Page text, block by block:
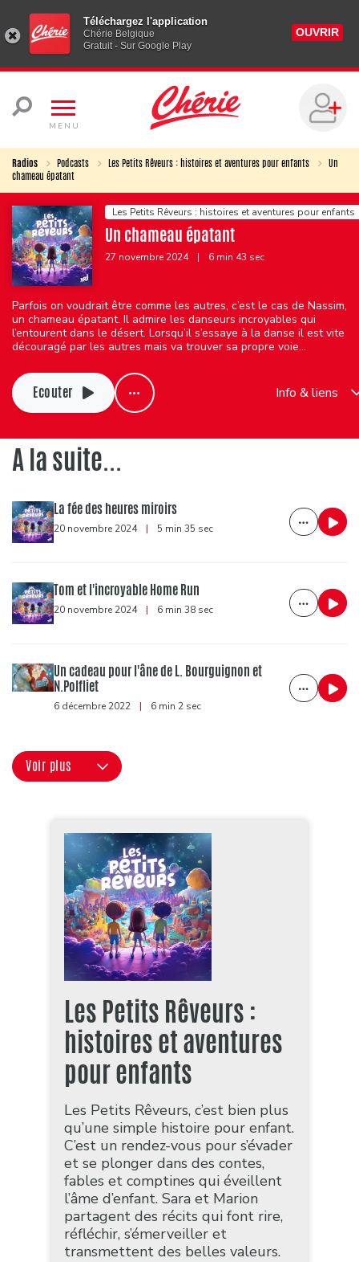
Téléchargez l'application
Chérie Belgique
Gratuit - Sur Google Play
OUVRIR
MENU
Radios Podcasts Les Petits Rêveurs : histoires et aventures pour enfants
Un
chameau épatant
Les Petits Rêveurs : histoires et aventures pour enfants
Un chameau épatant
27 novembre 2024 | 6 min 43 sec
Parfois on voudrait être comme les autres, c’est le cas de Nassim,
un chameau épatant. Il admire les danseurs incroyables qui
l’entourent dans le désert. Lorsqu’il s’essaye à la danse il est vite
découragé par les autres mais va trouver sa propre voie...
Ecouter Info & liens
A la suite...
La fée des heures miroirs
20 novembre 2024 | 5 min 35 sec
Tom et l'incroyable Home Run
20 novembre 2024 | 6 min 38 sec
Un cadeau pour l'âne de L. Bourguignon et
N.Polfliet
6 décembre 2022 | 6 min 2 sec
Voir plus
Les Petits Rêveurs :
histoires et aventures
pour enfants
Les Petits Rêveurs, c’est bien plus
qu’une simple histoire pour enfant.
C’est un rendez-vous pour s’évader
et se plonger dans des contes,
fables et comptines qui éveillent
l’âme d’enfant. Sara et Marion
partagent des récits qui font rire,
réfléchir, s’émerveiller et
transmettent des belles valeurs.